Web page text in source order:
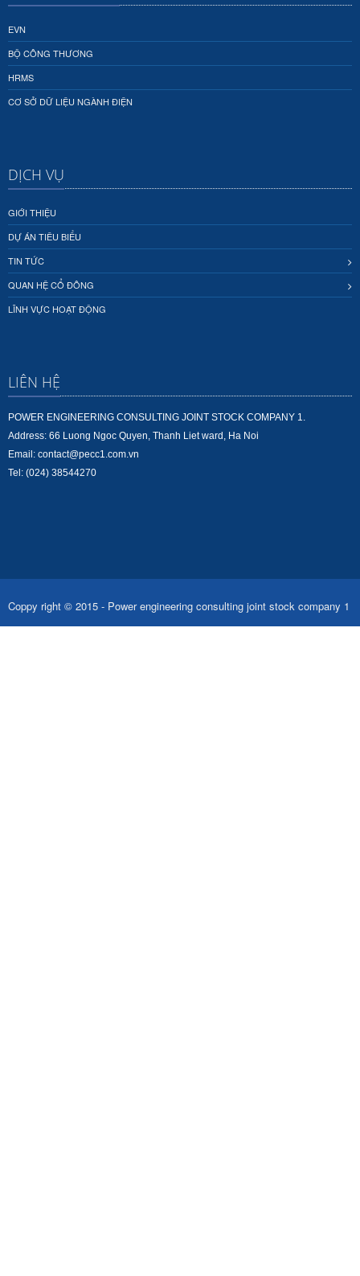
EVN
BỘ CÔNG THƯƠNG
HRMS
CƠ SỞ DỮ LIỆU NGÀNH ĐIỆN
DỊCH VỤ
GIỚI THIỆU
DỰ ÁN TIÊU BIỂU
TIN TỨC
QUAN HỆ CỔ ĐÔNG
LĨNH VỰC HOẠT ĐỘNG
LIÊN HỆ
POWER ENGINEERING CONSULTING JOINT STOCK COMPANY 1.
Address: 66 Luong Ngoc Quyen, Thanh Liet ward, Ha Noi
Email: contact@pecc1.com.vn
Tel: (024) 38544270
Coppy right © 2015 - Power engineering consulting joint stock company 1